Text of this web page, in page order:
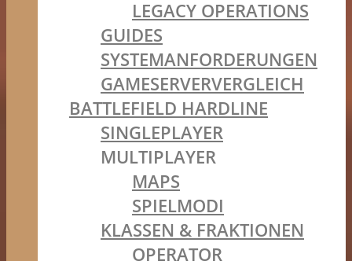
LEGACY OPERATIONS
GUIDES
SYSTEMANFORDERUNGEN
GAMESERVERVERGLEICH
BATTLEFIELD HARDLINE
SINGLEPLAYER
MULTIPLAYER
MAPS
SPIELMODI
KLASSEN & FRAKTIONEN
OPERATOR